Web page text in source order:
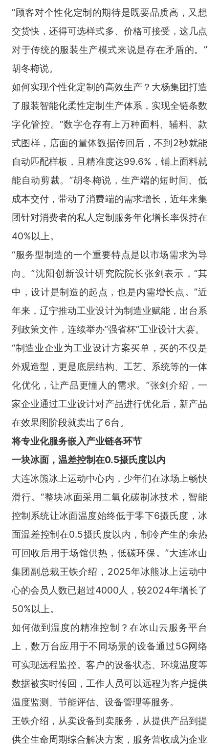
“顾客对个性化定制的期待是既要品质高，又想
交货快，还得可选样式多、价格可接受，这几点
对于传统的服装生产模式来说是存在矛盾的。”
胡冬梅说。
如何实现个性化定制的高效生产？大杨集团打造
了服装智能化柔性定制生产体系，实现全链条数
字化管控。“数字仓存有上万种面料、辅料、款
式图样，店面的量体数据传回后，不到2秒就能
自动匹配样板，且精准度达99.6%，铺上面料就
能自动剪裁。”胡冬梅说，生产端的短时间、低
成本交付，带动了消费端的需求增长，近年来集
团针对消费者的私人定制服务年化增长率保持在
40%以上。
“服务型制造的一个重要特点是以市场需求为导
向。”沈阳创新设计研究院院长张剑表示，“其
中，设计是制造的起点，也是内需增长点。”近
年来，辽宁推动工业设计为制造业赋能，出台系
列政策文件，连续举办“强省杯”工业设计大赛。
“制造业企业为工业设计方案买单，买的不仅是
外观造型，更是底层结构、工艺、系统等的一体
化优化，让产品更懂人的需求。”张剑介绍，一
家企业通过工业设计对产品进行优化后，新产品
在效果图阶段就卖出了6台。
将专业化服务嵌入产业链各环节
一块冰面，温差控制在0.5摄氏度以内
大连冰熊冰上运动中心内，少年们在冰场上畅快
滑行。“整块冰面采用二氧化碳制冰技术，智能
控制系统让冰面温度始终低于零下6摄氏度，冰
面温差控制在0.5摄氏度以内，制冷产生的余热
可回收后用于场馆供热，低碳环保。”大连冰山
集团副总裁王铁介绍，2025年冰熊冰上运动中
心的会员人数已超过4000人，较2024年增长了
50%以上。
如何做到温度的精准控制？在冰山云服务平台
上，数万台应用于不同场景的设备通过5G网络
可实现远程监控。客户的设备状态、环境温度等
数据被实时传回，工作人员可以远程为客户提供
温度监测、节能评估、设备管理等服务。
王铁介绍，从卖设备到卖服务，从提供产品到提
供全生命周期综合解决方案，服务营收成为企业